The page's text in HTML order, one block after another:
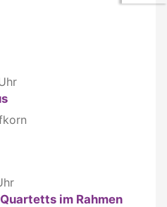
im Rahmen